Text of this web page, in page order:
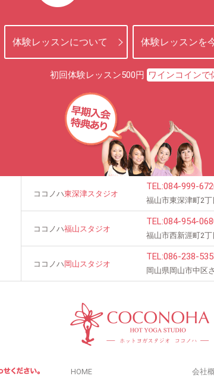
体験レッスンについて 体験レッスンを
初回体験レッスン500円 ワインコインで
ココノハ東深津スタジオ
TEL:084-999-
福山市東深津町2丁
ココノハ福山スタジオ
TEL:084-954-
福山市西新涯町2丁
ココノハ 岡山スタジオ
TEL:086-238-
岡山県岡山市中区
HOME
会社